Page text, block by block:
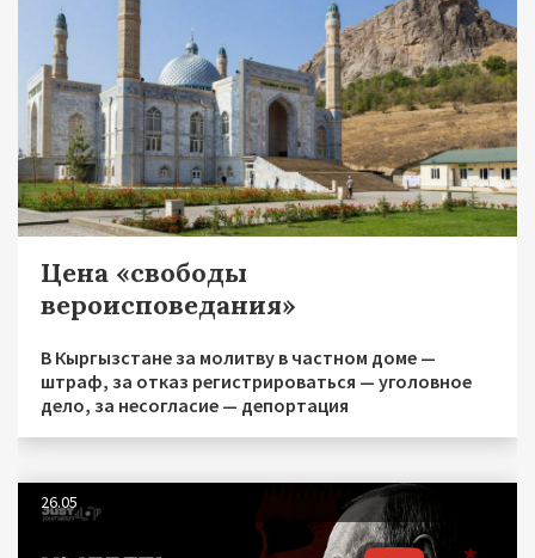
Цена «свободы
вероисповедания»
В Кыргызстане за молитву в частном доме —
штраф, за отказ регистрироваться — уголовное
дело, за несогласие — депортация
26.05